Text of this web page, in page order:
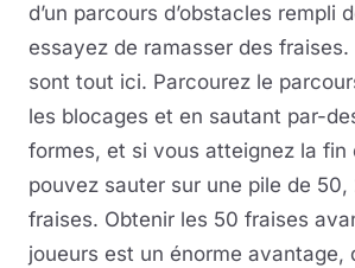
d’un parcours d’obstacles rempli
essayez de ramasser des
sont tout ici. Parcourez le
les blocages et en sautant par-
formes, et si vous atteignez la fin
pouvez sauter sur une pile de 50,
fraises. Obtenir les 50 fraises
joueurs est un énorme avantage,